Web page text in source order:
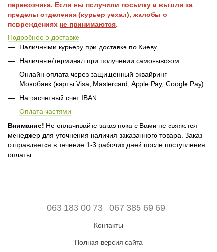
перевозчика. Если вы получили посылку и вышли за
пределы отделения (курьер уехал), жалобы о
повреждениях не принимаются.
Подробнее о доставке
Наличными курьеру при доставке по Киеву
Наличные/терминал при получении самовывозом
Онлайн-оплата через защищенный эквайринг
Монобанк (карты Visa, Mastercard, Apple Pay, Google Pay)
На расчетный счет IBAN
Оплата частями
Внимание! Не оплачивайте заказ пока с Вами не свяжется
менеджер для уточнения наличия заказанного товара. Заказ
отправляется в течение 1-3 рабочих дней после поступления
оплаты.
063 183 00 73 067 385 69 69
Контакты
Полная версия сайта